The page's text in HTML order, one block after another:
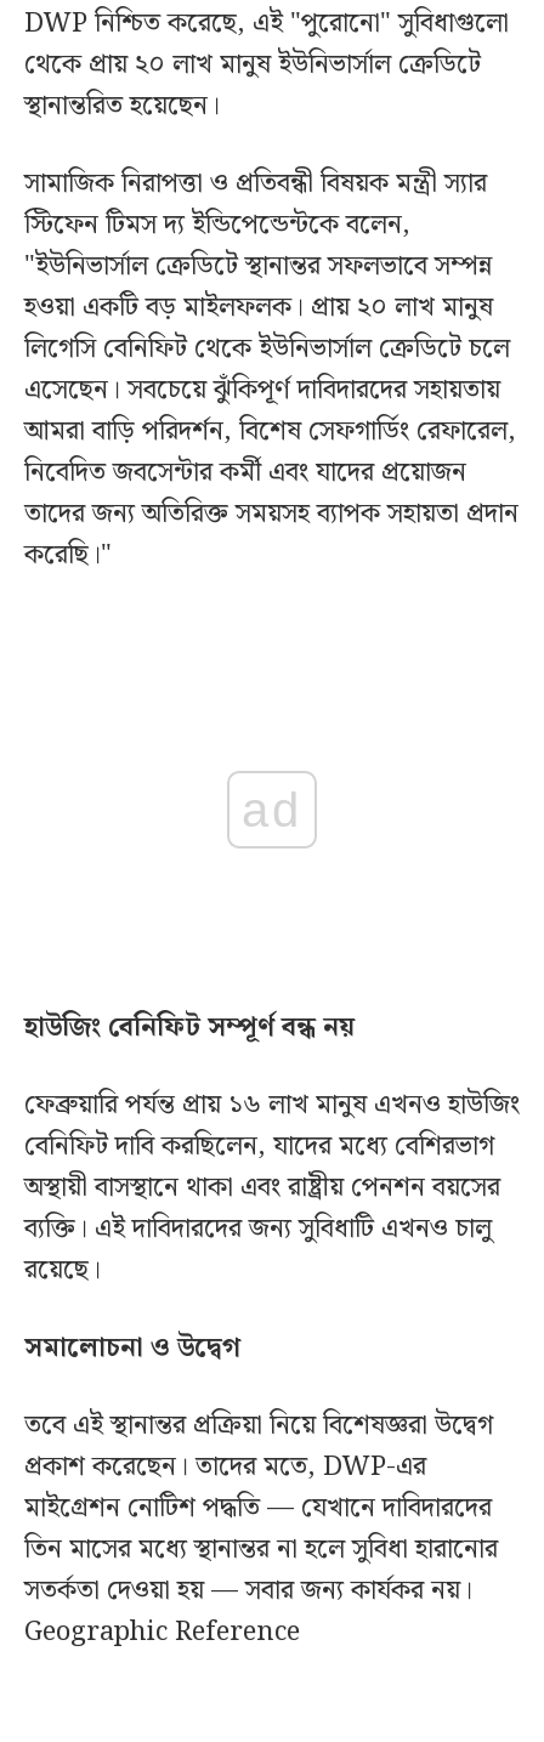
DWP নিশ্চিত করেছে, এই "পুরোনো" সুবিধাগুলো
থেকে প্রায় ২০ লাখ মানুষ ইউনিভার্সাল ক্রেডিটে
স্থানান্তরিত হয়েছেন।
সামাজিক নিরাপত্তা ও প্রতিবন্ধী বিষয়ক মন্ত্রী স্যার
স্টিফেন টিমস দ্য ইন্ডিপেন্ডেন্টকে বলেন,
"ইউনিভার্সাল ক্রেডিটে স্থানান্তর সফলভাবে সম্পন্ন
হওয়া একটি বড় মাইলফলক। প্রায় ২০ লাখ মানুষ
লিগেসি বেনিফিট থেকে ইউনিভার্সাল ক্রেডিটে চলে
এসেছেন। সবচেয়ে ঝুঁকিপূর্ণ দাবিদারদের সহায়তায়
আমরা বাড়ি পরিদর্শন, বিশেষ সেফগার্ডিং রেফারেল,
নিবেদিত জবসেন্টার কর্মী এবং যাদের প্রয়োজন
তাদের জন্য অতিরিক্ত সময়সহ ব্যাপক সহায়তা প্রদান
করেছি।"
ad
হাউজিং বেনিফিট সম্পূর্ণ বন্ধ নয়
ফেব্রুয়ারি পর্যন্ত প্রায় ১৬ লাখ মানুষ এখনও হাউজিং
বেনিফিট দাবি করছিলেন, যাদের মধ্যে বেশিরভাগ
অস্থায়ী বাসস্থানে থাকা এবং রাষ্ট্রীয় পেনশন বয়সের
ব্যক্তি। এই দাবিদারদের জন্য সুবিধাটি এখনও চালু
রয়েছে।
সমালোচনা ও উদ্বেগ
তবে এই স্থানান্তর প্রক্রিয়া নিয়ে বিশেষজ্ঞরা উদ্বেগ
প্রকাশ করেছেন। তাদের মতে, DWP-এর
মাইগ্রেশন নোটিশ পদ্ধতি — যেখানে দাবিদারদের
তিন মাসের মধ্যে স্থানান্তর না হলে সুবিধা হারানোর
সতর্কতা দেওয়া হয় — সবার জন্য কার্যকর নয়।
Geographic Reference